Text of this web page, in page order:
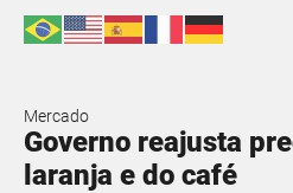
Mercado
Governo reajusta
laranja e do café